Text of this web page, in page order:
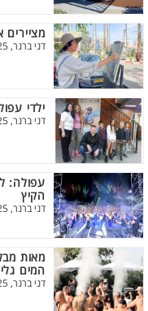
דני ברנר, 11.2.2025
ילדי
דני ברנר, 11.2.2025
עפולה:
הקיץ
דני ברנר, 11.2.2025
מאות
המים
דני ברנר, 11.2.2025